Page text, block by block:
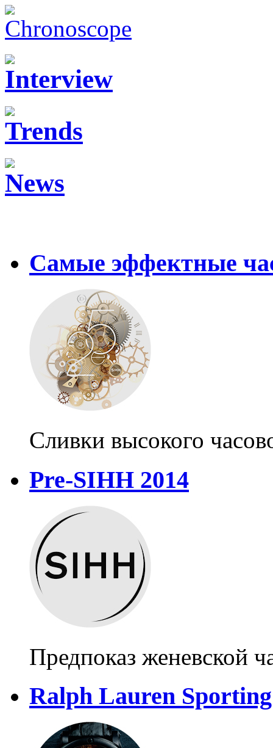
Самые эффектные
Сливки высокого
Pre-SIHH 2014
Предпоказ женевской
Ralph Lauren